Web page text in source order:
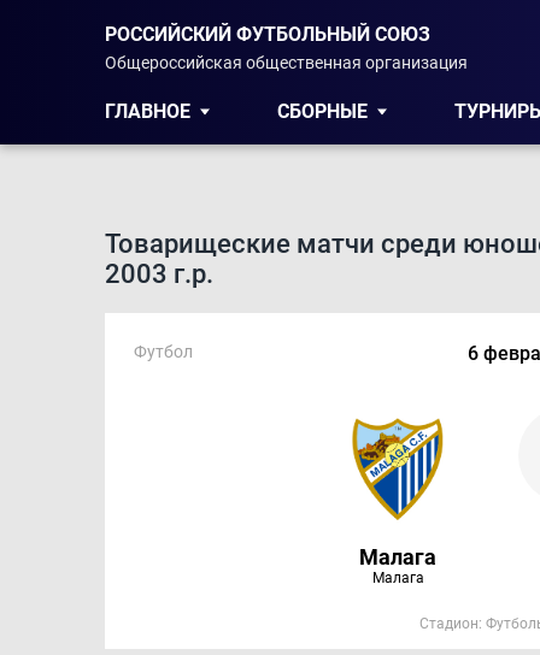
РОССИЙСКИЙ ФУТБОЛЬНЫЙ СОЮЗ
Общероссийская общественная организация
ГЛАВНОЕ СБОРНЫЕ
Товарищеские матчи среди
2003 г.р.
Футбол 6
Малага
Малага
Стадион: